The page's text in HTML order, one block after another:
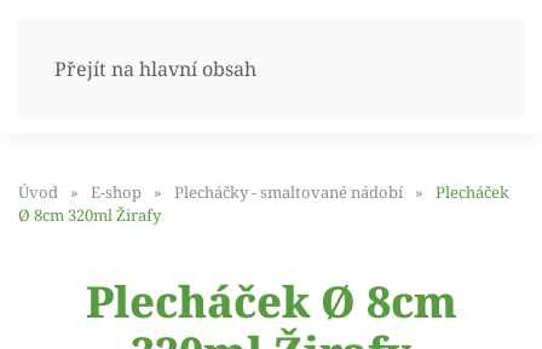
Přejít na hlavní obsah
Úvod E-shop Plecháčky - smaltované nádobí
Plecháček
Ø 8cm 320ml Žirafy
Plecháček Ø 8cm